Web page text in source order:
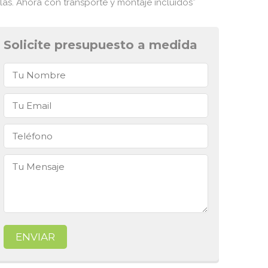
Ahora con transporte y montaje incluidos*
Solicite presupuesto a medida